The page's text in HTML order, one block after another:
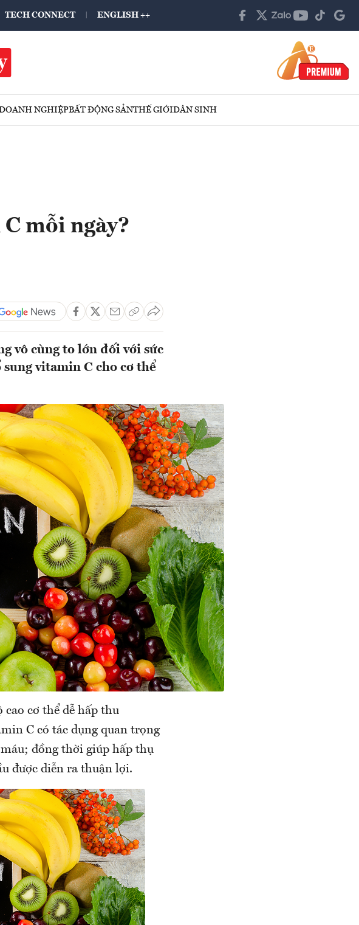
TECH CONNECT ENGLISH ++
NGHIỆPBẤT ĐỘNG SẢNTHẾ GIỚIDÂN SINH
mỗi ngày?
vô cùng to lớn đối với sức
sung vitamin C cho cơ thể
cơ thể dễ hấp thu
C có tác dụng quan trọng
đồng thời giúp hấp thụ
được diễn ra thuận lợi.